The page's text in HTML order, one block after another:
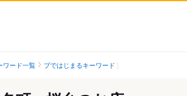
ワード一覧 ブではじまるキーワード